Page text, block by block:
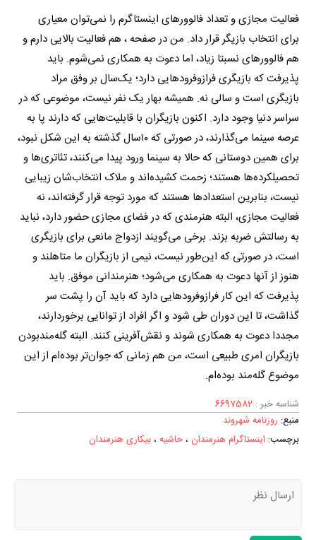
فعالیت مجازی و تعداد فالوورهای اینستاگرم را نمی‌توان معیاری
برای انتخاب بازیگر قرار داد. من در صفحه ، هم فعالیت بالایی دارم و
هم فالوور‌های نسبتا زیاد، اما دعوت به همکاری نمی‌شوم. باید
پذیرفت که بازیگری فرازوفرود‌هایی دارد؛ یک‌سال بر وفق مراد
بازیگری است و سالی نه. همیشه بهار یک نفر نیست، موضوعی که در
سراسر دنیا وجود دارد. اکنون بازیگران با قابلیت‌هایی که دارند پا به
عرصه سینما می‌گذارند، در صورتی که ١٠‌سال گذشته به این شکل نبود،
برای همین دوستانی که حالا به سینما ورود پیدا می‌کنند، تئاتری‌ها و
تحصیلکرده‌ها هستند؛ زحمت کشیده‌اند و ملاک انتخاب‌شان زیبایی
نیست، بنابرین استعدادها هستند که مورد توجه قرار گرفته‌اند، نه
فعالیت مجازی، البته هنرمندی که در فضای مجازی حضور دارد، نباید
به رسالتش ضربه بزند. برخی می‌گویند ازدواج مانعی برای بازیگری
است، در صورتی که این‌طور نیست، نیمی از بازیگران ما متاهلند و
هنوز از آنها دعوت به همکاری می‌شود؛ هنرمندانی موفق. باید
پذیرفت که این کار فرازوفرودهایی دارد که باید آن را پشت سر
گذاشت، تا این دوران طی شود و اگر افراد از توانایی برخوردارند،
مجددا دعوت به همکاری شوند و نقش‌آفرینی کنند. البته گله‌مندبودن
بازیگران امری طبیعی است، من هم زمانی که جوان‌تر بوده‌ام از این
موضوع گله‌مند بوده‌ام.
شناسه خبر : 6697582
منبع: روزنامه شهروند
برچسب‌: اینستاگرام هنرمندان ،حاشیه ،بیکاری هنرمندان